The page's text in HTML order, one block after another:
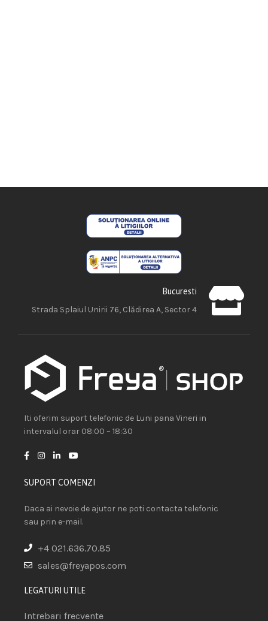
Bucuresti
Strada Splaiul Unirii 76, Clădirea A, Sector 4
Iti oferim suport telefonic de Luni pana Vineri in
intervalul orar 08:00 – 18:30
SUPORT COMENZI
Daca ai nevoie de ajutor ne poti contacta telefonic
sau prin e-mail.
+4 021.636.70.85
sales@freyapos.com
LEGATURI UTILE
Intrebari frecvente